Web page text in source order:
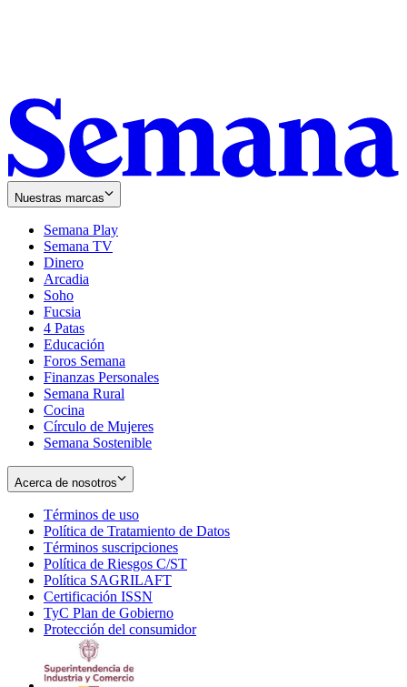
Nuestras marcas
Semana Play
Semana TV
Dinero
Arcadia
Soho
in
new
window
Fucsia
in
new
window
4 Patas
Educación
Foros Semana
Finanzas Personales
Semana Rural
Cocina
Círculo de Mujeres
Semana Sostenible
Acerca de nosotros
Términos de uso
in
new
window
Política de Tratamiento de Datos
Términos suscripciones
in
Política de Riesgos C/ST
Política SAGRILAFT
new
window
Certificación ISSN
in
new
TyC Plan de Gobierno
in
Protección del consumidorOpens